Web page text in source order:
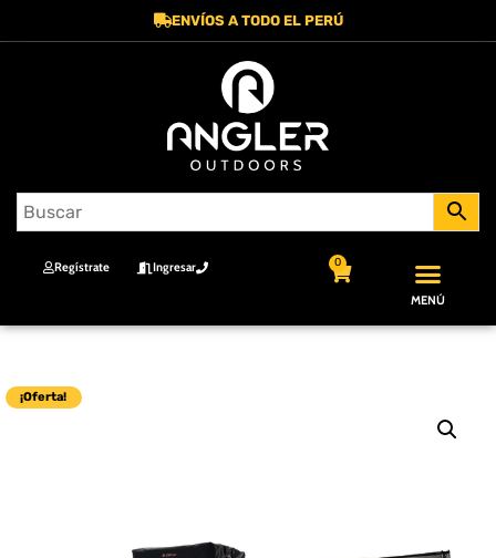
ENVÍOS A TODO EL PERÚ
Regístrate Ingresar 0
MENÚ
¡Oferta!